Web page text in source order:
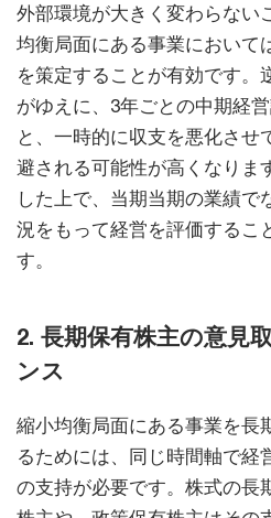
外部環境が大きく変わらない
均衡局面にある事業において
を策定することが有効です。
がゆえに、3年ごとの中期経
と、一時的に収支を悪化させ
避される可能性が高くなりま
した上で、当期当期の業績で
況をもって経営を評価するこ
す。
2. 長期保有株主の意見
ンス
縮小均衡局面にある事業を長
るためには、同じ時間軸で経
の支持が必要です。株式の長